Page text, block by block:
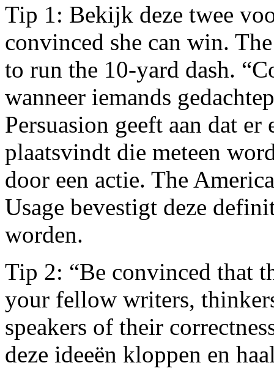
Tip 1: Bekijk deze twee
convinced she can win.
to run the 10-yard dash.
wanneer iemands
Persuasion geeft aan dat
plaatsvindt die meteen
door een actie. The
Usage bevestigt deze
worden.
Tip 2: “Be convinced that
your fellow writers,
speakers of their
deze ideeën kloppen en